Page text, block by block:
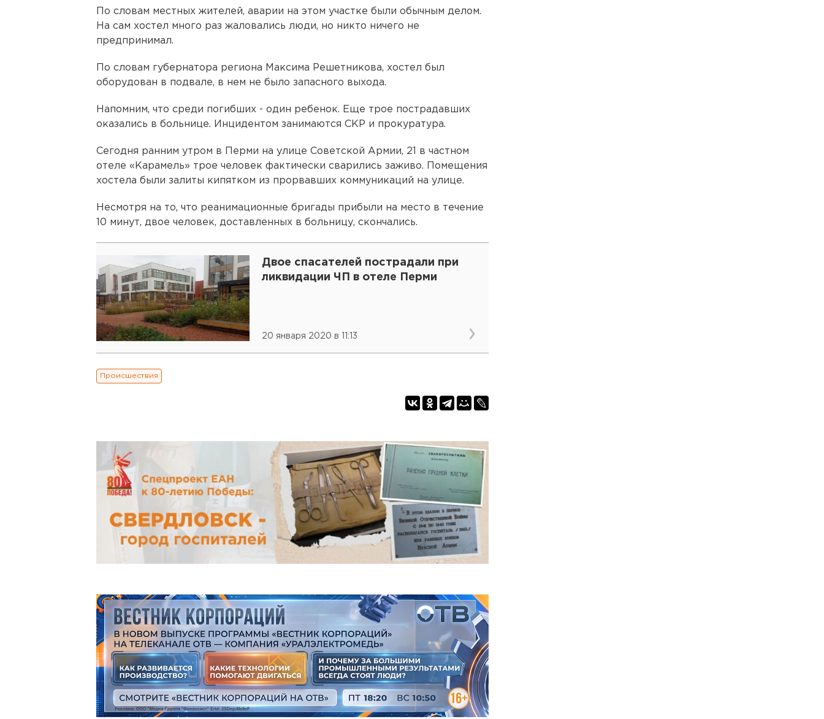
По словам местных жителей, аварии на этом участке были обычным делом.
На сам хостел много раз жаловались люди, но никто ничего не
предпринимал.
По словам губернатора региона Максима Решетникова, хостел был
оборудован в подвале, в нем не было запасного выхода.
Напомним, что среди погибших - один ребенок. Еще трое пострадавших
оказались в больнице. Инцидентом занимаются СКР и прокуратура.
Сегодня ранним утром в Перми на улице Советской Армии, 21 в частном
отеле «Карамель» трое человек фактически сварились заживо. Помещения
хостела были залиты кипятком из прорвавших коммуникаций на улице.
Несмотря на то, что реанимационные бригады прибыли на место в течение
10 минут, двое человек, доставленных в больницу, скончались.
Двое спасателей пострадали при
ликвидации ЧП в отеле Перми
20 января 2020 в 11:13
Происшествия